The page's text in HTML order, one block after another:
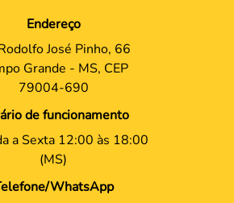
Endereço
José Pinho, 66
Grande - MS, CEP
79004-690
de funcionamento
a Sexta 12:00 às 18:00
(MS)
WhatsApp